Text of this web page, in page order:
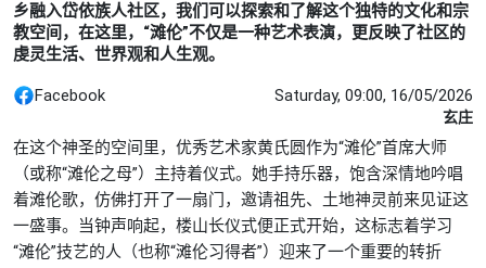
乡融入岱依族人社区，我们可以探索和了解这个独特的文化和宗
教空间，在这里，“滩伦”不仅是一种艺术表演，更反映了社区的
虔灵生活、世界观和人生观。
Facebook Saturday, 09:00, 16/05/2026
玄庄
在这个神圣的空间里，优秀艺术家黄氏圆作为“滩伦”首席大师
（或称“滩伦之母”）主持着仪式。她手持乐器，饱含深情地吟唱
着滩伦歌，仿佛打开了一扇门，邀请祖先、土地神灵前来见证这
一盛事。当钟声响起，楼山长仪式便正式开始，这标志着学习
“滩伦”技艺的人（也称“滩伦习得者”）迎来了一个重要的转折